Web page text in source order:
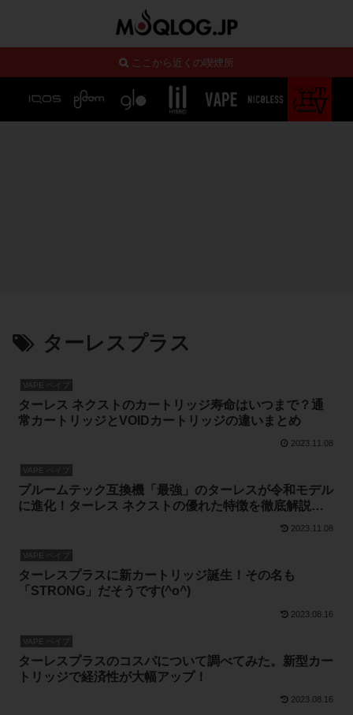
ここから近くの喫煙所
ターレスプラス
VAPE ベイプ
ターレス ネクストのカートリッジ寿命はいつまで？通
常カートリッジとVOIDカートリッジの違いまとめ
2023.11.08
VAPE ベイプ
プルームテック互換機「最強」のターレスが令和モデル
に進化！ターレス ネクストの優れた特徴を徹底解説し
2023.11.08
VAPE ベイプ
ターレスプラスに新カートリッジ誕生！その名も
「STRONG」だそうです(^o^)
2023.08.16
VAPE ベイプ
ターレスプラスのコスパについて調べてみた。新型カー
トリッジで経済性が大幅アップ！
2023.08.16